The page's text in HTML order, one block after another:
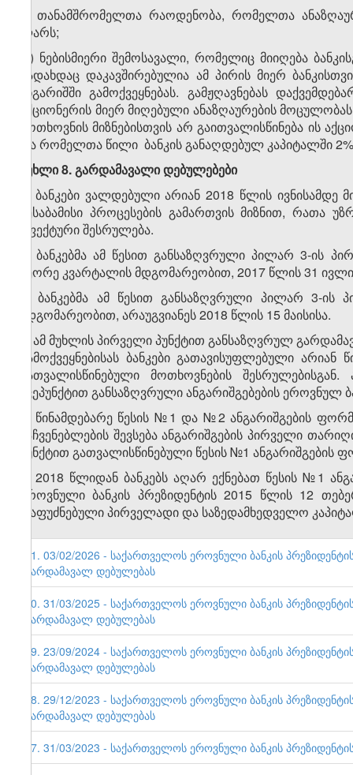
ზ) თანამშრომელთა რაოდენობა, რომელთა
ლარს;
თ) ნებისმიერი შემოსავალი, რომელიც მიიღება
გადახდაც დაკავშირებულია ამ პირის მიერ
ანგარიშში გამოქვეყნებას. გამჟღავნებას
აქციონერის მიერ მიღებული ანაზღაურების
მოთხოვნის მიზნებისთვის არ გაითვალისწინება ის
და რომელთა წილი ბანკის განაღდებულ კაპიტალში
მუხლი 8. გარდამავალი დებულებები
1. ბანკები ვალდებული არიან 2018 წლის ივნისამდე
შესაბამისი პროცესების გამართვის მიზნით, რათა
ეფექტური შესრულება.
2. ბანკებმა ამ წესით განსაზღვრული პილარ 3-ის
მეორე კვარტალის მდგომარეობით, 2017 წლის 31
3. ბანკებმა ამ წესით განსაზღვრული პილარ 3-
მდგომარეობით, არაუგვიანეს 2018 წლის 15 მაისისა.
4. ამ მუხლის პირველი პუნქტით განსაზღვრულ
გამოქვეყნებისას ბანკები გათავისუფლებული
გათვალისწინებული მოთხოვნების
ქვეპუნქტით განსაზღვრული ანგარიშგებების ეროვნულ
5. წინამდებარე წესის №1 და №2 ანგარიშგების
მაჩვენებლების შევსება ანგარიშგების პირველი
პუნქტით გათვალისწინებული წესის №1 ანგარიშგების
6. 2018 წლიდან ბანკებს აღარ ექნებათ წესის №1
ეროვნული ბანკის პრეზიდენტის 2015 წლის 12
დაფუძნებული პირველადი და საზედამხედველო
21. 03/02/2026 - საქართველოს ეროვნული ბანკის
გარდამავალ დებულებას
20. 31/03/2025 - საქართველოს ეროვნული ბანკის
გარდამავალ დებულებას
19. 23/09/2024 - საქართველოს ეროვნული ბანკის
გარდამავალ დებულებას
18. 29/12/2023 - საქართველოს ეროვნული ბანკის
გარდამავალ დებულებას
17. 31/03/2023 - საქართველოს ეროვნული ბანკის